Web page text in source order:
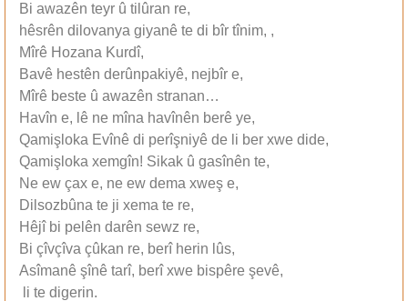
Bi awazên teyr û tilûran re,
hêsrên dilovanya giyanê te di bîr tînim, ,
Mîrê Hozana Kurdî,
Bavê hestên derûnpakiyê, nejbîr e,
Mîrê beste û awazên stranan…
Havîn e, lê ne mîna havînên berê ye,
Qamişloka Evînê di perîşniyê de li ber xwe dide,
Qamişloka xemgîn! Sikak û gasînên te,
Ne ew çax e, ne ew dema xweş e,
Dilsozbûna te ji xema te re,
Hêjî bi pelên darên sewz re,
Bi çîvçîva çûkan re, berî herin lûs,
Asîmanê şînê tarî, berî xwe bispêre şevê,
li te digerin.